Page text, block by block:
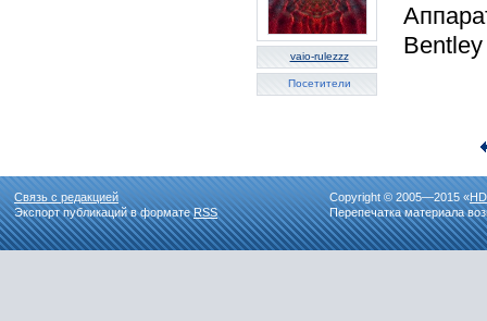
vaio-rulezzz
Посетители
Связь с редакцией
Экспорт публикаций в форматеRSS
Copyright © 2005—2015 «
Перепечатка материала